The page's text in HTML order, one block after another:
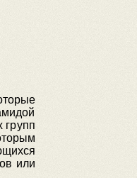
групп
или